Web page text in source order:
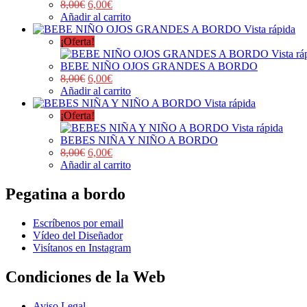
8,00€ 6,00€
Añadir al carrito
Vista rápida
¡Oferta!
Vista
BEBE NIÑO OJOS GRANDES A BORDO
8,00€ 6,00€
Añadir al carrito
Vista rápida
¡Oferta!
Vista rápida
BEBES NIÑA Y NIÑO A BORDO
8,00€ 6,00€
Añadir al carrito
Pegatina a bordo
Escríbenos por email
Vídeo del Diseñador
Visítanos en Instagram
Condiciones de la Web